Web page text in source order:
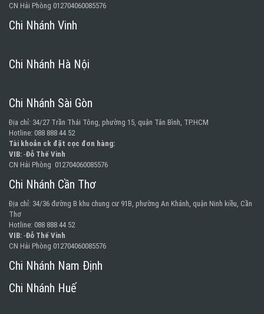
CN Hải Phòng 012704060085576
Chi Nhánh Vinh
Chi Nhánh Hà Nội
Chi Nhánh Sài Gòn
Địa chỉ: 34/27 Trần Thái Tông, phường 15, quận Tân Bình, TP.HCM
Hotline: 088 888 44 52
Tài khoản ck đặt cọc đơn hàng:
VIB: -Đỗ Thế Vinh
CN Hải Phòng 012704060085576
Chi Nhánh Cần Thơ
Địa chỉ: 34/36 đường B khu chung cư 91B, phường An Khánh, quận Ninh kiều, Cần
Thơ
Hotline: 088 888 44 52
VIB: -Đỗ Thế Vinh
CN Hải Phòng 012704060085576
Chi Nhánh Nam Định
Chi Nhánh Huế